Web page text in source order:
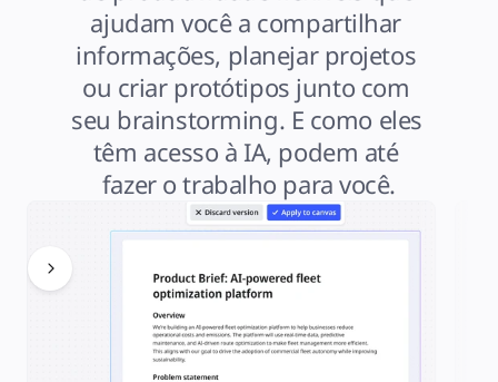
ajudam você a compartilhar
informações, planejar projetos
ou criar protótipos junto com
seu brainstorming. E como eles
têm acesso à IA, podem até
fazer o trabalho para você.